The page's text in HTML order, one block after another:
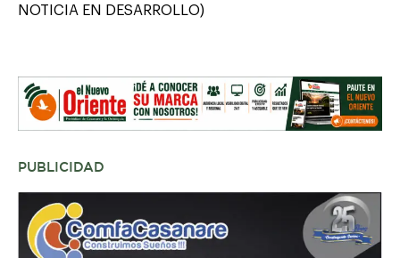
NOTICIA EN DESARROLLO)
PUBLICIDAD